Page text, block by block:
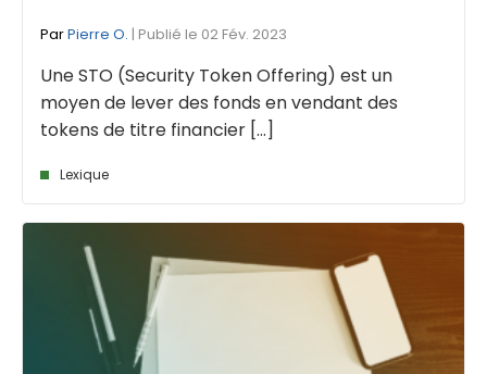
ParPierre O. | Publié le 02 Fév. 2023
Une STO (Security Token Offering) est un
moyen de lever des fonds en vendant des
tokens de titre financier [...]
Lexique